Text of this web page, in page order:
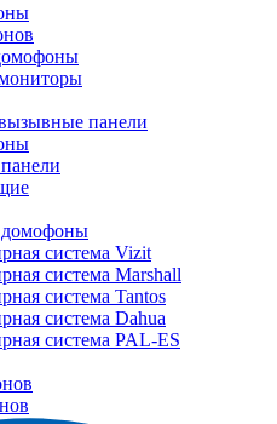
панели
система Vizit
система Marshall
система Tantos
система Dahua
система PAL-ES